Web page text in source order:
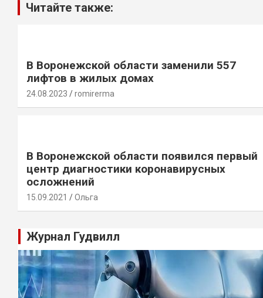
Читайте также:
В Воронежской области заменили 557
лифтов в жилых домах
24.08.2023 romirerma
В Воронежской области появился первый
центр диагностики коронавирусных
осложнений
15.09.2021 Ольга
Журнал Гудвилл